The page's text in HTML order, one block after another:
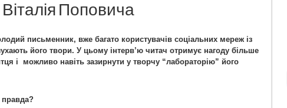
Віталія Поповича
письменник, вже багато користувачів соціальних мереж із
його твори. У цьому інтерв’ю читач отримує нагоду більше
і можливо навіть зазирнути у творчу “лабораторію” його
правда?